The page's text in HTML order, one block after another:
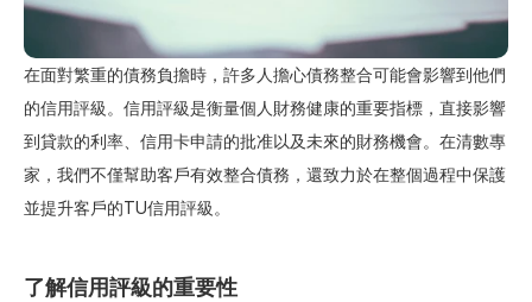
在面對繁重的債務負擔時，許多人擔心債務整合可能會影響到他們
的信用評級。信用評級是衡量個人財務健康的重要指標，直接影響
到貸款的利率、信用卡申請的批准以及未來的財務機會。在清數專
家，我們不僅幫助客戶有效整合債務，還致力於在整個過程中保護
並提升客戶的TU信用評級。
了解信用評級的重要性